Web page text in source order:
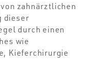
zahnärztlichen
dieser
durch einen
wie
Kieferchirurgie